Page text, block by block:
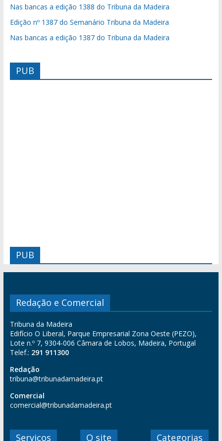
Nas bancas a edição 1388 do Tribuna da Madeira
Edição nº 1387 do Semanário Tribuna da Madeira
Nas bancas a edição 1387 do Tribuna da Madeira
PUB
PUB
Redação e Comercial
Tribuna da Madeira
Edifício O Liberal, Parque Empresarial Zona Oeste (PEZO),
Lote n.º 7, 9304-006 Câmara de Lobos, Madeira, Portugal
Telef.: 291 911300
Redação
tribuna@tribunadamadeira.pt
Comercial
comercial@tribunadamadeira.pt
Serviços O site Categorias